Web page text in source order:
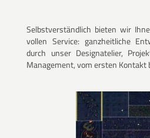
Selbstverständlich bieten wir
vollen Service: ganzheitliche
durch unser Designatelier,
Management, vom ersten Kontakt